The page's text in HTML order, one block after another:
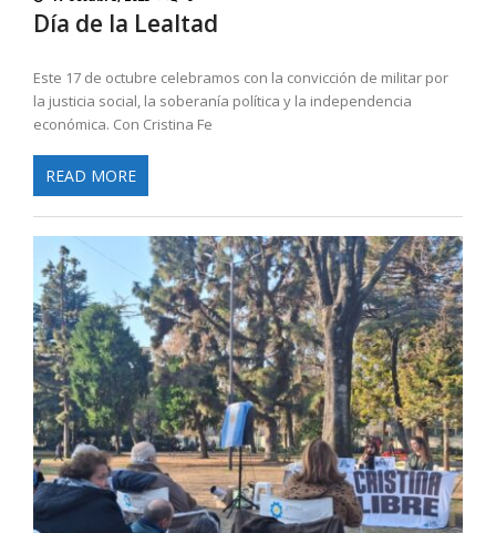
Día de la Lealtad
Este 17 de octubre celebramos con la convicción de militar por
la justicia social, la soberanía política y la independencia
económica. Con Cristina Fe
READ MORE